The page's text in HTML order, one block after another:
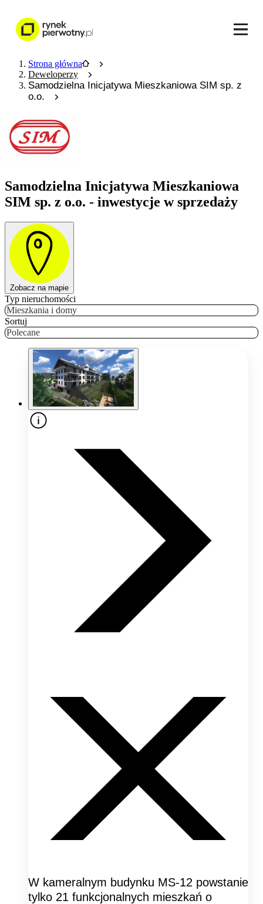
Strona główna
Deweloperzy
Samodzielna Inicjatywa Mieszkaniowa SIM sp. z
o.o.
Samodzielna Inicjatywa Mieszkaniowa
SIM sp. z o.o. - inwestycje w sprzedaży
Zobacz na mapie
Typ nieruchomości
Mieszkania i domy
Sortuj
Polecane
W kameralnym budynku MS-12 powstanie
tylko 21 funkcjonalnych mieszkań o